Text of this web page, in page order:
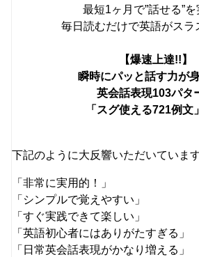
最短1ヶ月で”話せる”を
毎日読むだけで英語がスラ
【爆速上達!!】
瞬時にパッと話す力が
英会話表現103パタ
「スグ使える721例文
下記のように大反響いただいていま
「非常に実用的！」
「シンプルで覚えやすい」
「すぐ実践できて楽しい」
「英語初心者にはありがたすぎる」
「日常英会話表現がかなり増える」